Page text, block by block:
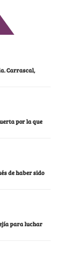
Carrascal,
por la que
de haber sido
para luchar